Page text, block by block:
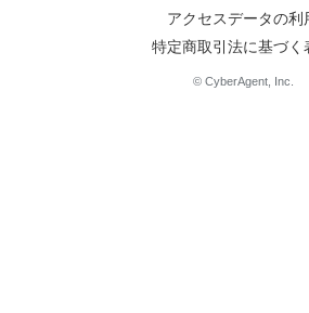
アクセスデータの利
特定商取引法に基づく
© CyberAgent, Inc.